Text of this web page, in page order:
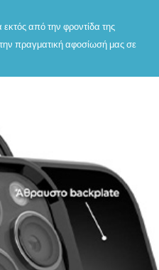
από την φροντίδα της
πραγματική αφοσίωσή μας σε